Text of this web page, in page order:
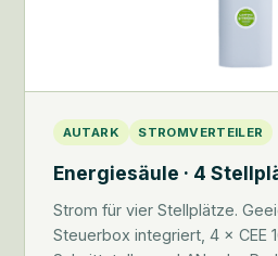
AUTARK STROMVERTEILER
Energiesäule · 4
Strom für vier Stellplätze.
Steuerbox integriert, 4 × CEE